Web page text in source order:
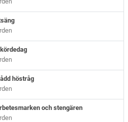
höstråg
och stengären